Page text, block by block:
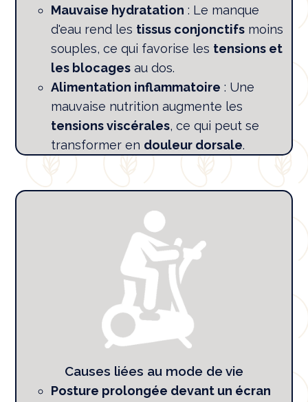
Mauvaise hydratation : Le manque
d'eau rend les tissus conjonctifs moins
souples, ce qui favorise les tensions et
les blocages au dos.
Alimentation inflammatoire : Une
mauvaise nutrition augmente les
tensions viscérales, ce qui peut se
transformer en douleur dorsale.
Causes liées au mode de vie
Posture prolongée devant un écran